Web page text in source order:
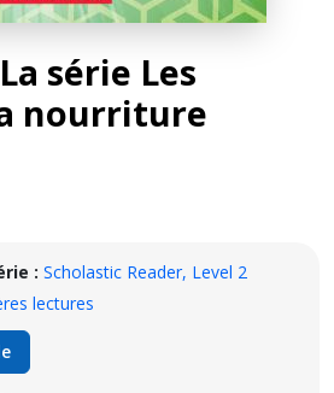
série Les
nourriture
: Scholastic Reader, Level 2
lectures